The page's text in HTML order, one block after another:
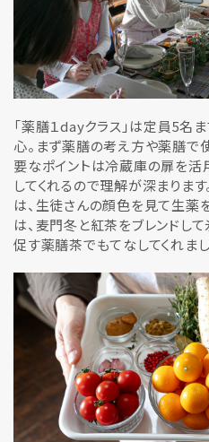
「薬膳１dayクラス」は定員5名
心。まず薬膳の考え方や薬膳で
要なポイントは冷蔵庫の扉を活
してくれるので理解が深まりま
は、生徒さんの顔色を見て生薬
は、麦門冬と紅茶をブレンドし
促す薬膳茶でもてなしてくれまし